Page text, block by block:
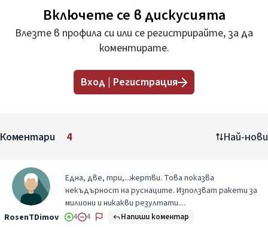
Включете се в дискусията
Влезте в профила си или се регистрирайте, за да
коментирате.
Вход | Регистрация
Коментари 4 Най-нови
RosenTDimov
Една, две, три,...жертви. Това показва
некъдърност на руснаците. Използват ракети за
милиони и никакви резултати....
4 4 Напиши коментар